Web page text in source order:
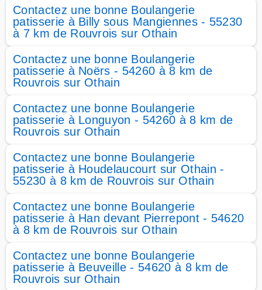
Contactez une bonne Boulangerie
patisserie à Billy sous Mangiennes - 55230
à 7 km de Rouvrois sur Othain
Contactez une bonne Boulangerie
patisserie à Noërs - 54260 à 8 km de
Rouvrois sur Othain
Contactez une bonne Boulangerie
patisserie à Longuyon - 54260 à 8 km de
Rouvrois sur Othain
Contactez une bonne Boulangerie
patisserie à Houdelaucourt sur Othain -
55230 à 8 km de Rouvrois sur Othain
Contactez une bonne Boulangerie
patisserie à Han devant Pierrepont - 54620
à 8 km de Rouvrois sur Othain
Contactez une bonne Boulangerie
patisserie à Beuveille - 54620 à 8 km de
Rouvrois sur Othain